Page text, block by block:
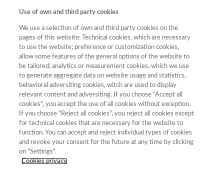
Francesa
2958
4678
323/2025
(2019)
Anales de Geografía
de la Universidad
Complutense
9803
080/2025
3ª Edición
Anales de Historia
del Arte
0214-
6452
1988-
2491
FECYT-
427/2025
7ª Edición
(2021)
2 3 6 7 8 9 …
siguiente › última »
Use of own and third party cookies
We use a selection of own and third party cookies on the
pages of this website: Technical cookies, which are necessary
to use the website; preference or customization cookies,
allow some features of the general options of the website to
be tailored; analytics or measurement cookies, which we use
to generate aggregate data on website usage and statistics,
behavioral adversiting cookies, witch are used to display
relevant content and adversiting. If you choose "Accept all
cookies", you accept the use of all cookies without exception.
If you choose "Reject all cookies", you reject all cookies except
for technical cookies that are necessary for the website to
function. You can accept and reject individual types of cookies
and revoke your consent for the future at any time by clicking
on "Settings".
Cookies privacy